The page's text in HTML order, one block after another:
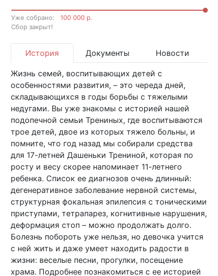
Уже собрано:
100 000 р.
Cбор закрыт!
История Документы Новости
Жизнь семей, воспитывающих детей с
особенностями развития, – это череда дней,
складывающихся в годы борьбы с тяжелыми
недугами. Вы уже знакомы с историей нашей
подопечной семьи Трениных, где воспитываются
трое детей, двое из которых тяжело больны, и
помните, что год назад мы собирали средства
для 17-летней Дашеньки Трениной, которая по
росту и весу скорее напоминает 11-летнего
ребенка. Список ее диагнозов очень длинный:
дегенеративное заболевание нервной системы,
структурная фокальная эпилепсия с тоническими
приступами, тетрапарез, когнитивные нарушения,
деформация стоп – можно продолжать долго.
Болезнь побороть уже нельзя, но девочка учится
с ней жить и даже умеет находить радости в
жизни: веселые песни, прогулки, посещение
храма. Подробнее познакомиться с ее историей